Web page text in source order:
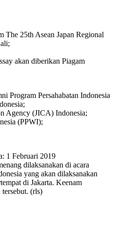
The 25th Asean Japan Regional
akan diberikan Piagam
Program Persahabatan Indonesia
Agency (JICA) Indonesia;
(PPWI);
1 Februari 2019
dilaksanakan di acara
yang akan dilaksanakan
di Jakarta. Keenam
tersebut. (rls)